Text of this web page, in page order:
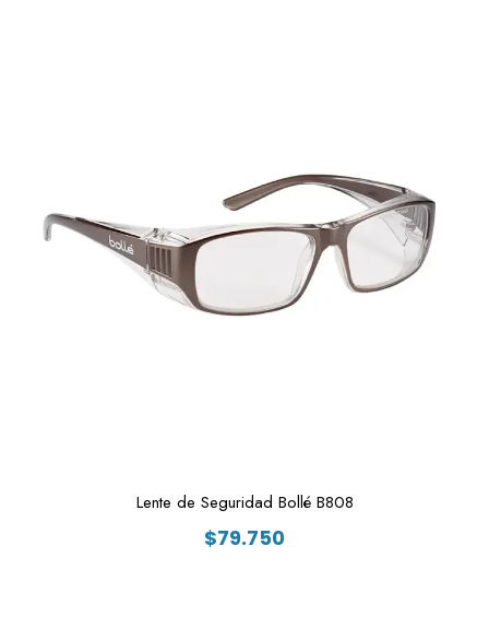
Lente de Seguridad Bollé B808
$79.750